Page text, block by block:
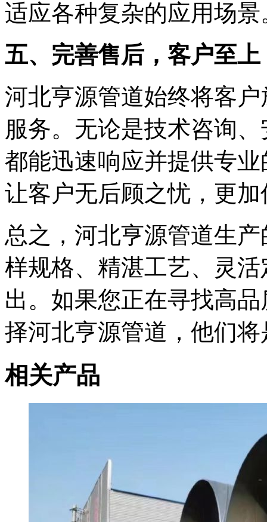
适应各种复杂的应用场景
五、完善售后，客户至上
河北亨源管道始终将客
服务。无论是技术咨询
都能迅速响应并提供专
让客户无后顾之忧，更
总之，河北亨源管道生
样规格、精湛工艺、灵
出。如果您正在寻找高
择河北亨源管道，他们
相关产品